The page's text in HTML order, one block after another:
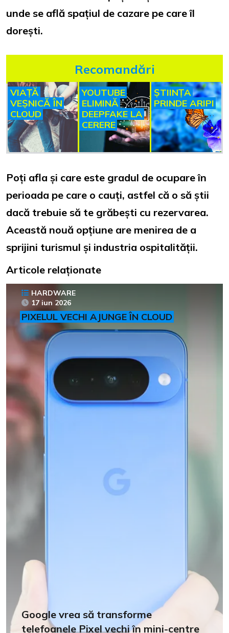
unde se află spațiul de cazare pe care îl
dorești.
Recomandări
VIAȚĂ
VEȘNICĂ ÎN
CLOUD
YOUTUBE
ELIMINĂ
DEEPFAKE LA
CERERE
ȘTIINȚA
PRINDE ARIPI
Poți afla și care este gradul de ocupare în
perioada pe care o cauți, astfel că o să știi
dacă trebuie să te grăbești cu rezervarea.
Această nouă opțiune are menirea de a
sprijini turismul și industria ospitalității.
Articole relaționate
HARDWARE
17 iun 2026
PIXELUL VECHI AJUNGE ÎN CLOUD
Google vrea să transforme
telefoanele Pixel vechi în mini-centre